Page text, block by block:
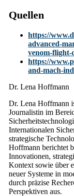
Quellen
https://
advanced-
venom-flight-
https://
and-mach-
Dr. Lena Hoffmann
Dr. Lena Hoffmann
Journalistin im
Internationalen
strategische
Hoffmann berichtet
Innovationen,
Kontext sowie über
neuer Systeme in
durch präzise
Perspektiven aus.